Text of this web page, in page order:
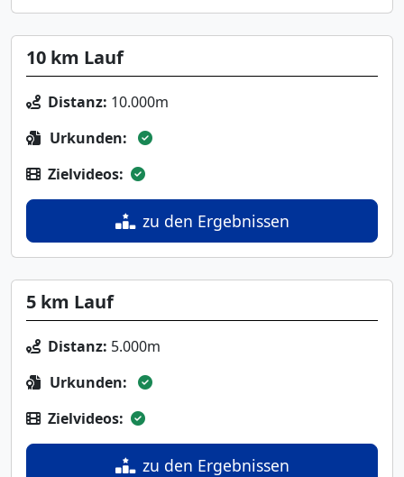
10 km Lauf
Distanz: 10.000m
Urkunden:
Zielvideos:
zu den Ergebnissen
5 km Lauf
Distanz: 5.000m
Urkunden:
Zielvideos:
zu den Ergebnissen